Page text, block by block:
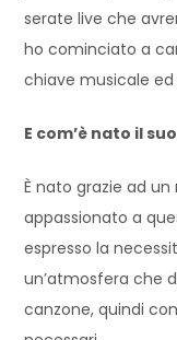
serate live che
ho cominciato a
chiave musicale
E com’è nato il
È nato grazie ad
appassionato a
espresso la
un’atmosfera che
canzone, quindi